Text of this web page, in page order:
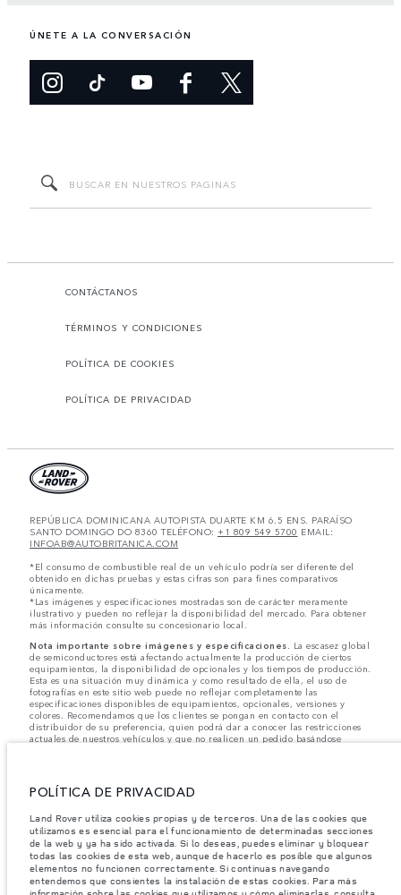
ÚNETE A LA CONVERSACIÓN
CONTÁCTANOS
TÉRMINOS Y CONDICIONES
POLÍTICA DE COOKIES
POLÍTICA DE PRIVACIDAD
REPÚBLICA DOMINICANA AUTOPISTA DUARTE KM 6.5 ENS. PARAÍSO
SANTO DOMINGO DO 8360 TELÉFONO: +1 809 549 5700 EMAIL:
INFOAB@AUTOBRITANICA.COM
*El consumo de combustible real de un vehículo podría ser diferente del
obtenido en dichas pruebas y estas cifras son para fines comparativos
únicamente.
*Las imágenes y especificaciones mostradas son de carácter meramente
ilustrativo y pueden no reflejar la disponibilidad del mercado. Para obtener
más información consulte su concesionario local.
Nota importante sobre imágenes y especificaciones. La escasez global
de semiconductores está afectando actualmente la producción de ciertos
equipamientos, la disponibilidad de opcionales y los tiempos de producción.
Esta es una situación muy dinámica y como resultado de ella, el uso de
fotografías en este sitio web puede no reflejar completamente las
especificaciones disponibles de equipamientos, opcionales, versiones y
colores. Recomendamos que los clientes se pongan en contacto con el
distribuidor de su preferencia, quien podrá dar a conocer las restricciones
actuales de nuestros vehículos y que no realicen un pedido basándose
las especificaciones, el diseño y la producción de sus vehículos, piezas y
accesorios, por lo que se producen modificaciones de forma continua y sin
vendrán incluidas de serie. La información, las especificaciones, los motores
y los colores que aparecen en esta página web se basan en las
especificaciones europeas. Estos pueden variar en función del mercado y
pueden ser modificados sin previo aviso. Algunos vehículos se muestran con
equipamiento opcional y accesorios originales que pueden no estar
disponibles en todos los mercados. Ponte en contacto con tu concesionario
local para consultar disponibilidad y precios.
POLÍTICA DE PRIVACIDAD
Land Rover utiliza cookies propias y de terceros. Una de las cookies que
utilizamos es esencial para el funcionamiento de determinadas secciones
de la web y ya ha sido activada. Si lo deseas, puedes eliminar y bloquear
todas las cookies de esta web, aunque de hacerlo es posible que algunos
elementos no funcionen correctamente. Si continuas navegando
entendemos que consientes la instalación de estas cookies. Para más